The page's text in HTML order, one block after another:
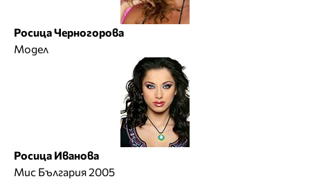
Росица Черногорова
Модел
Росица Иванова
Мис България 2005